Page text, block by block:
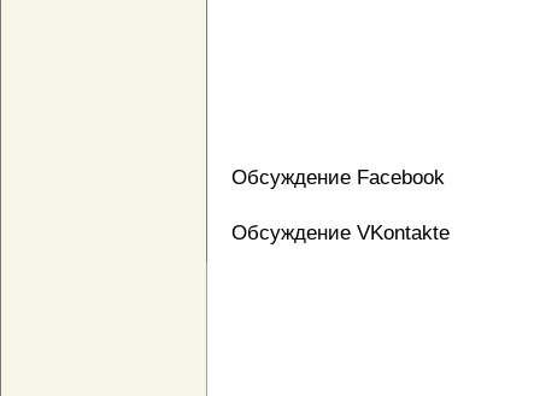
Обсуждение Facebook
Обсуждение VKontakte